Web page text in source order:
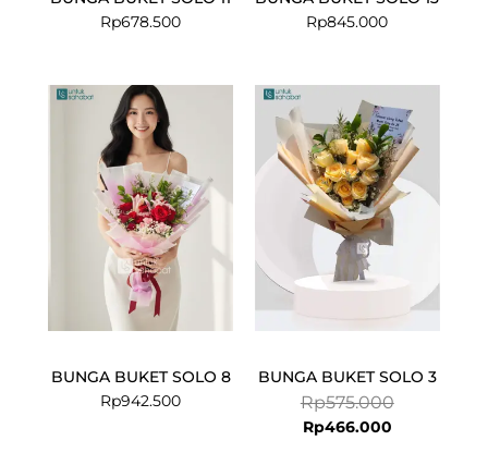
Rp678.500
Rp845.000
BUNGA BUKET SOLO 8
Rp942.500
BUNGA BUKET SOLO 3
Rp575.000
price
was:
Rp575.000.
Rp466.000
price
is:
Rp466.000.